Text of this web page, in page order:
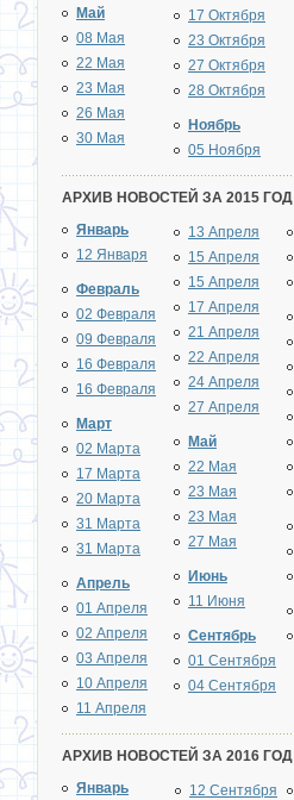
Май
08 Мая
22 Мая
23 Мая
26 Мая
30 Мая
17 Октября
23 Октября
27 Октября
28 Октября
Ноябрь
05 Ноября
АРХИВ НОВОСТЕЙ ЗА 2015 ГОД
Январь
12 Января
Февраль
02 Февраля
09 Февраля
16 Февраля
16 Февраля
Март
02 Марта
17 Марта
20 Марта
31 Марта
31 Марта
Апрель
01 Апреля
02 Апреля
03 Апреля
10 Апреля
11 Апреля
13 Апреля
15 Апреля
15 Апреля
17 Апреля
21 Апреля
22 Апреля
24 Апреля
27 Апреля
Май
22 Мая
23 Мая
23 Мая
27 Мая
Июнь
11 Июня
Сентябрь
01 Сентября
04 Сентября
АРХИВ НОВОСТЕЙ ЗА 2016 ГОД
Январь
12 Сентября